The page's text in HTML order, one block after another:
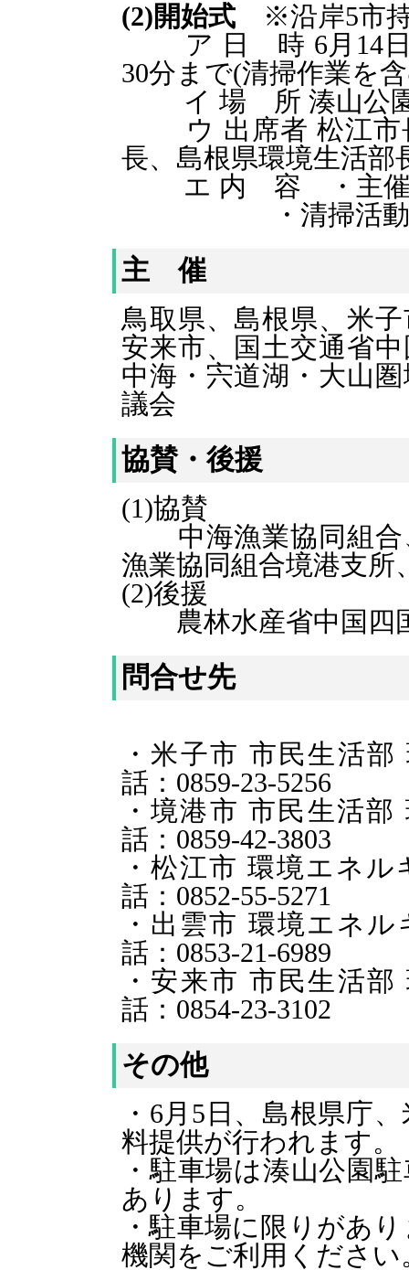
(2)開始式
※沿岸5市
ア 日 時 6月14日(
30分まで(清掃作業を
イ 場 所 湊山公園(
ウ 出席者 松江市
長、島根県環境生活
エ 内 容 ・主催
・清掃活動
主 催
鳥取県、 島根県、 米
安来市、国土交通省
中海・宍道湖・大山
議会
協賛・後援
(1)協賛
中海漁業協同組合
漁業協同組合境港支所
(2)後援
農林水産省中国四
問合せ先
・米子市 市民
話：0859-23-5256
・境港市 市民生
話：0859-42-3803
・松江市 環境エネ
話：0852-55-5271
・出雲市 環境エ
話：0853-21-6989
・安来市 市民
話：0854-23-3102
その他
・6月5日、島根県庁
料提供が行われます。
・駐車場は湊山公園
あります。
・駐車場に限りがあ
機関をご利用ください